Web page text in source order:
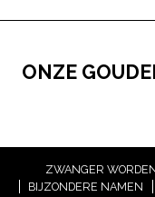
ONZE
ZWANGER
BIJZONDERE NAMEN